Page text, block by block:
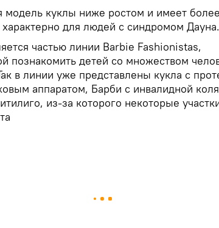
модель куклы ниже ростом и имеет
для людей с синдромом Дауна.
частью линии Barbie Fashionistas,
познакомить детей со множеством
в линии уже представлены кукла с
аппаратом, Барби с инвалидной
из-за которого некоторые